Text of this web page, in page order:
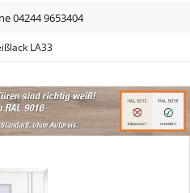
04244 9653404
LA33